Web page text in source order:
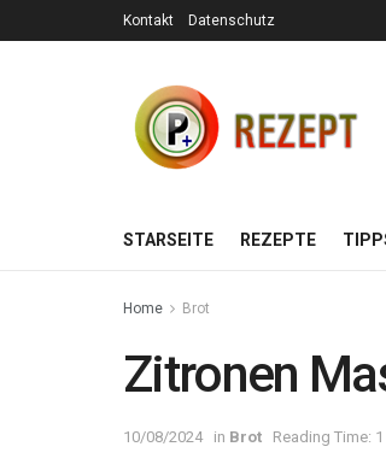
Kontakt Datenschutz
STARSEITE REZEPTE
Home Brot
Zitronen
10/08/2024 in Brot Reading Time: